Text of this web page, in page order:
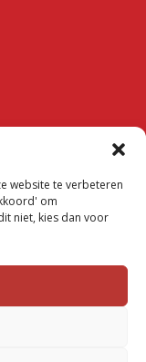
website te verbeteren
om
niet, kies dan voor